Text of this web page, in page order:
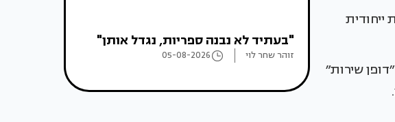
שירות״
"בעתיד לא נבנה ספריות, נגדל אותן"
זוהר שחר לוי 05-08-2026